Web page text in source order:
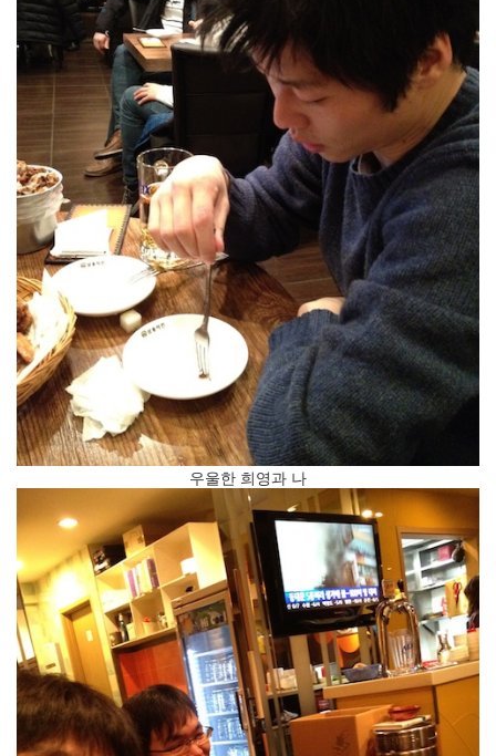
우울한 희영과 나
흥
부
놀
부?!
By
inureyes
Find!